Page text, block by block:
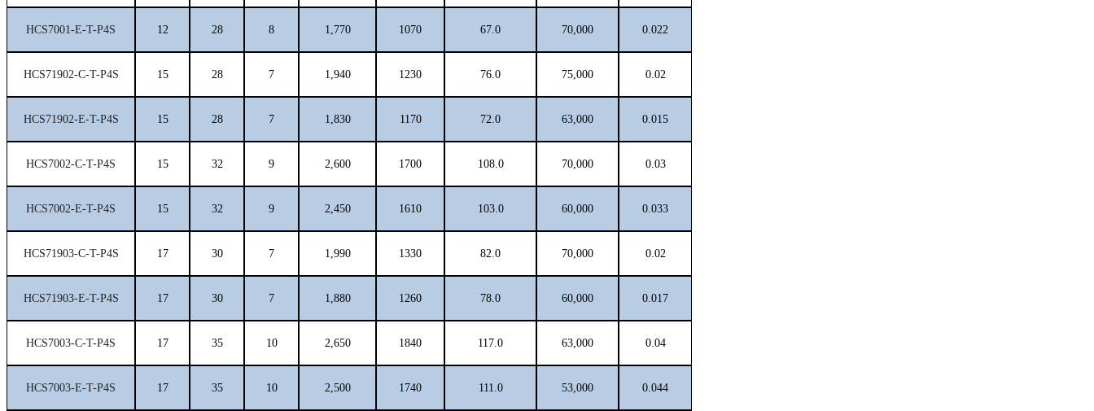
HCS7001-E-T-P4S 12 28 8 1,770 1070 67.0 70,000 0.022
HCS71902-C-T-P4S 15 28 7 1,940 1230 76.0 75,000 0.02
HCS71902-E-T-P4S 15 28 7 1,830 1170 72.0 63,000 0.015
HCS7002-C-T-P4S 15 32 9 2,600 1700 108.0 70,000 0.03
HCS7002-E-T-P4S 15 32 9 2,450 1610 103.0 60,000 0.033
HCS71903-C-T-P4S 17 30 7 1,990 1330 82.0 70,000 0.02
HCS71903-E-T-P4S 17 30 7 1,880 1260 78.0 60,000 0.017
HCS7003-C-T-P4S 17 35 10 2,650 1840 117.0 63,000 0.04
HCS7003-E-T-P4S 17 35 10 2,500 1740 111.0 53,000 0.044